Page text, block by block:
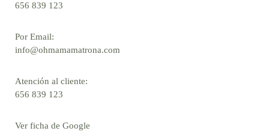
656 839 123
Por Email:
info@ohmamamatrona.com
Atención al cliente:
656 839 123
Ver ficha de Google